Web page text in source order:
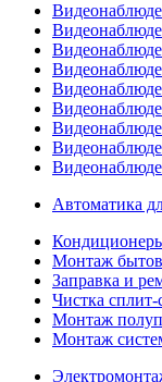
Автоматика
Монтаж
Заправка и
Чистка сплит-
Монтаж
Монтаж